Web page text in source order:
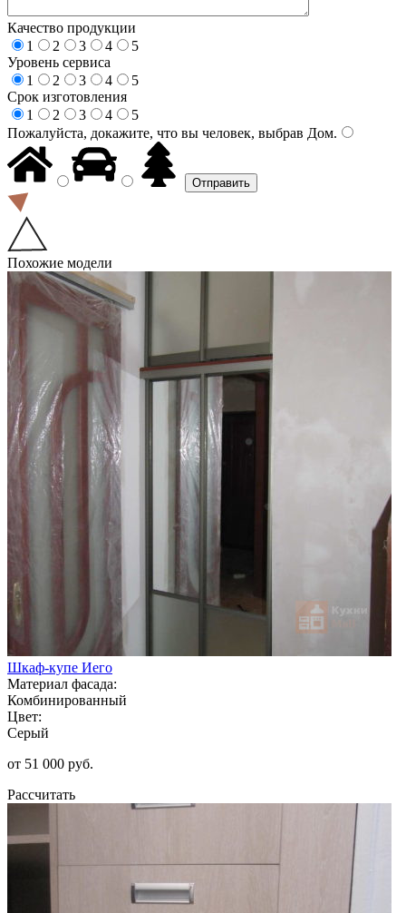
Качество продукции
1
2 3 4
5
Уровень сервиса
1
2 3 4
5
Срок изготовления
1
2 3 4
5
Пожалуйста, докажите, что вы человек, выбрав Дом.
Похожие модели
Шкаф-купе Иего
Материал фасада:
Комбинированный
Цвет:
Серый
от 51 000 руб.
Рассчитать